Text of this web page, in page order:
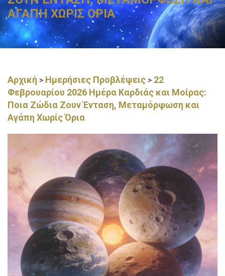
ΑΓΑΠΗ ΧΩΡΙΣ ΟΡΙΑ
Αρχική > Ημερήσιες Προβλέψεις > 22
Φεβρουαρίου 2026 Ημέρα Καρδιάς και Μοίρας:
Ποια Ζώδια Ζουν Ένταση, Μεταμόρφωση και
Αγάπη Χωρίς Όρια